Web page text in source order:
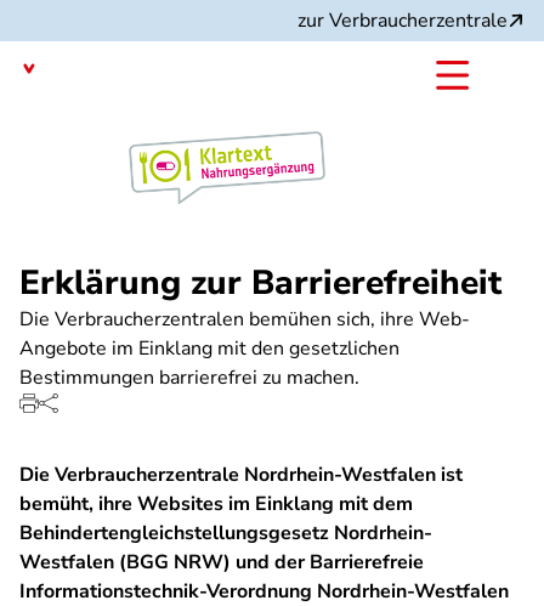
zum
Inhalt
zur Verbraucherzentrale
Erklärung zur Barrierefreiheit
Die Verbraucherzentralen bemühen sich, ihre Web-
Angebote im Einklang mit den gesetzlichen
Bestimmungen barrierefrei zu machen.
Die Verbraucherzentrale Nordrhein-Westfalen ist
bemüht, ihre Websites im Einklang mit dem
Behindertengleichstellungsgesetz Nordrhein-
Westfalen (BGG NRW) und der Barrierefreie
Informationstechnik-Verordnung Nordrhein-Westfalen